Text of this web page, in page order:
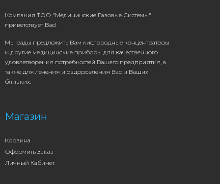
Компания ТОО "Медицинские Газовые Системы"
приветствует Вас!
Мы рады предложить Вам кислородные концентраторы
и другие медицинские приборы для качественного
удовлетворения потребностей Вашего предприятия, а
также для лечения и оздоровления Вас и Ваших
близких.
Магазин
Корзина
Оформить Заказ
Личный Кабинет